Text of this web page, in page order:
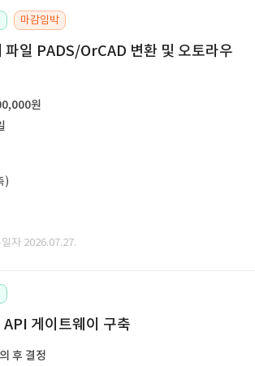
마감임박
파일 PADS/OrCAD 변환 및 오토라우
원
)
자 2026.07.27.
게이트웨이 구축
후 결정